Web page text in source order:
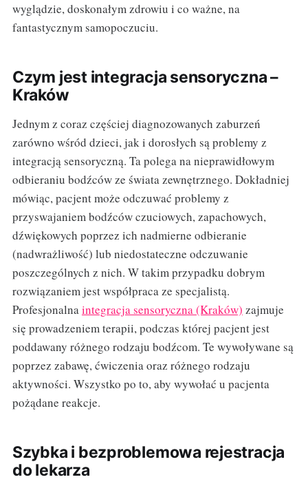
wyglądzie, doskonałym zdrowiu i co ważne, na
fantastycznym samopoczuciu.
Czym jest integracja sensoryczna –
Kraków
Jednym z coraz częściej diagnozowanych zaburzeń
zarówno wśród dzieci, jak i dorosłych są problemy z
integracją sensoryczną. Ta polega na nieprawidłowym
odbieraniu bodźców ze świata zewnętrznego. Dokładniej
mówiąc, pacjent może odczuwać problemy z
przyswajaniem bodźców czuciowych, zapachowych,
dźwiękowych poprzez ich nadmierne odbieranie
(nadwrażliwość) lub niedostateczne odczuwanie
poszczególnych z nich. W takim przypadku dobrym
rozwiązaniem jest współpraca ze specjalistą.
Profesjonalnaintegracja sensoryczna (Kraków) zajmuje
się prowadzeniem terapii, podczas której pacjent jest
poddawany różnego rodzaju bodźcom. Te wywoływane są
poprzez zabawę, ćwiczenia oraz różnego rodzaju
aktywności. Wszystko po to, aby wywołać u pacjenta
pożądane reakcje.
Szybka i bezproblemowa rejestracja
do lekarza